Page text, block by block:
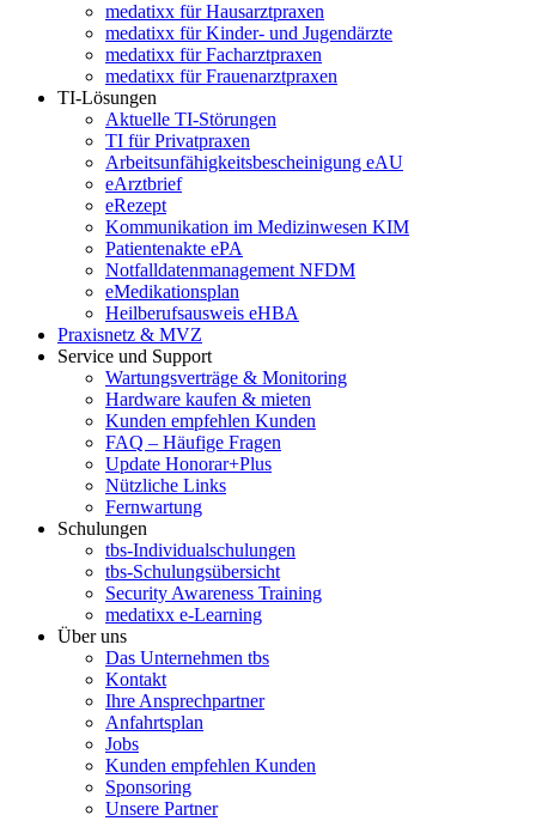
medatixx für Hausarztpraxen
medatixx für Kinder- und Jugendärzte
medatixx für Facharztpraxen
medatixx für Frauenarztpraxen
TI-Lösungen
Aktuelle TI-Störungen
TI für Privatpraxen
Arbeitsunfähigkeitsbescheinigung eAU
eArztbrief
eRezept
Kommunikation im Medizinwesen KIM
Patientenakte ePA
Notfalldatenmanagement NFDM
eMedikationsplan
Heilberufsausweis eHBA
Praxisnetz & MVZ
Service und Support
Wartungsverträge & Monitoring
Hardware kaufen & mieten
Kunden empfehlen Kunden
FAQ – Häufige Fragen
Update Honorar+Plus
Nützliche Links
Fernwartung
Schulungen
tbs-Individualschulungen
tbs-Schulungsübersicht
Security Awareness Training
medatixx e-Learning
Über uns
Das Unternehmen tbs
Kontakt
Ihre Ansprechpartner
Anfahrtsplan
Jobs
Kunden empfehlen Kunden
Sponsoring
Unsere Partner